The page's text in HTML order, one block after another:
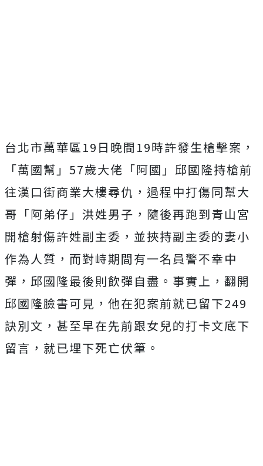
台北市萬華區19日晚間19時許發生槍擊案，
「萬國幫」57歲大佬「阿國」邱國隆持槍前
往漢口街商業大樓尋仇，過程中打傷同幫大
哥「阿弟仔」洪姓男子，隨後再跑到青山宮
開槍射傷許姓副主委，並挾持副主委的妻小
作為人質，而對峙期間有一名員警不幸中
彈，邱國隆最後則飲彈自盡。事實上，翻開
邱國隆臉書可見，他在犯案前就已留下249
訣別文，甚至早在先前跟女兒的打卡文底下
留言，就已埋下死亡伏筆。